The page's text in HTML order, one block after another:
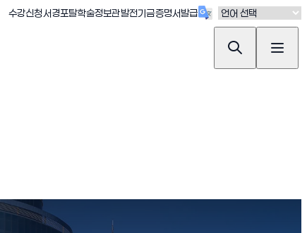
수강신청(새창 열림)
서경포탈(새창 열림)
학술정보관(새창 열림)
발전기금(새창 열림)
증명서발급(새창 열림)